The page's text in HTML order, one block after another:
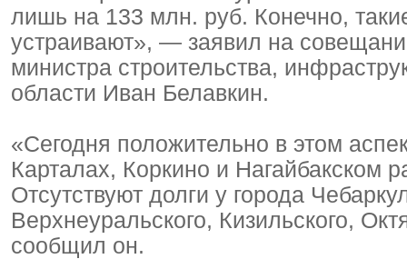
лишь на 133 млн. руб. Конечно,
устраивают», — заявил на
министра строительства,
области Иван Белавкин.
«Сегодня положительно в этом
Карталах, Коркино и Нагайбакском
Отсутствуют долги у города
Верхнеуральского, Кизильского,
сообщил он.